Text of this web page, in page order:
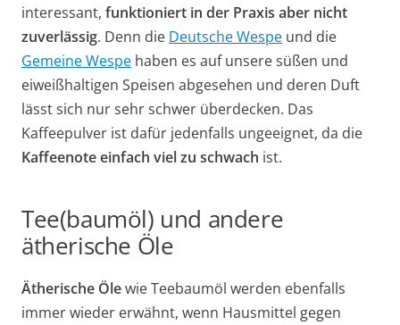
interessant, funktioniert in der Praxis aber nicht
zuverlässig. Denn die Deutsche Wespe und die
Gemeine Wespe haben es auf unsere süßen und
eiweißhaltigen Speisen abgesehen und deren Duft
lässt sich nur sehr schwer überdecken. Das
Kaffeepulver ist dafür jedenfalls ungeeignet, da die
Kaffeenote einfach viel zu schwach ist.
Tee(baumöl) und andere
ätherische Öle
Ätherische Ölewie Teebaumöl werden ebenfalls
immer wieder erwähnt, wenn Hausmittel gegen